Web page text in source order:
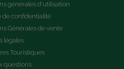
générales d'utilisation
de confidentialité
Générales de vente
légales
Touristiques
questions